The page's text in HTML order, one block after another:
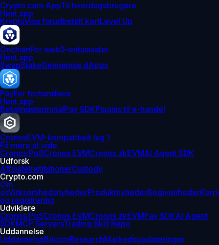
Crypto.com AppTil hverdagsbrugere
Hent app
KryptoVisa forudbetalt kortLevel Up
OnchainFor web3-entusiaster
Hent app
SwapStakeGennemse dApps
PayFor forhandlere
Hent app
BetalingsterminalPay SDKPlugins til e-handel
CronosEVM-kompatibelt lag 1
Få mere at vide
Cronos PoSCronos EVMCronos zkEVMAI Agent SDK
Udforsk
AffiliateInstitutionerCustody
Crypto.com
Om
osVirksomhedsnyhederProduktnyhederBegivenheder
og registrering
Udviklere
Cronos PoSCronos EVMCronos zkEVMPay SDKAI Agent
SDKMCP ServersTrading Skill Repo
Uddannelse
UddannelseBitcoinResearchMarkedsopdateringer